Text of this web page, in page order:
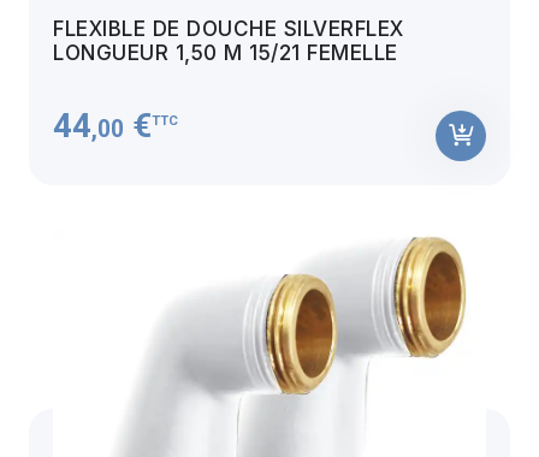
FLEXIBLE DE DOUCHE SILVERFLEX
LONGUEUR 1,50 M 15/21 FEMELLE
44,00 €TTC